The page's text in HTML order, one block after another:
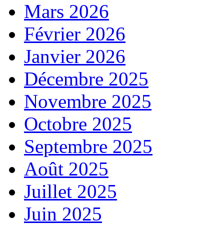
Mars 2026
Février 2026
Janvier 2026
Décembre 2025
Novembre 2025
Octobre 2025
Septembre 2025
Août 2025
Juillet 2025
Juin 2025